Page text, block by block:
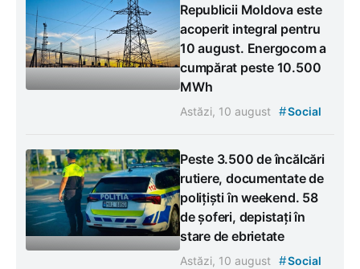
Republicii Moldova este
acoperit integral pentru
10 august. Energocom a
cumpărat peste 10.500
MWh
Astăzi, 10 august #Social
Peste 3.500 de încălcări
rutiere, documentate de
polițiști în weekend. 58
de șoferi, depistați în
stare de ebrietate
Astăzi, 10 august #Social